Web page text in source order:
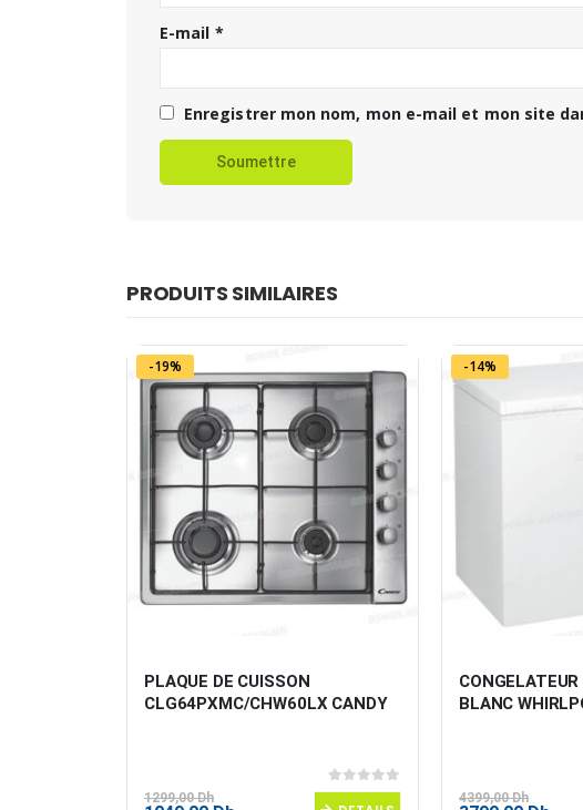
E-mail *
Enregistrer mon nom, mon e-mail et mon site
PRODUITS SIMILAIRES
-19%
PLAQUE DE CUISSON
CLG64PXMC/CHW60LX CANDY
0sur 5
1299,00Dh
-14%
BLANC
4399,00Dh